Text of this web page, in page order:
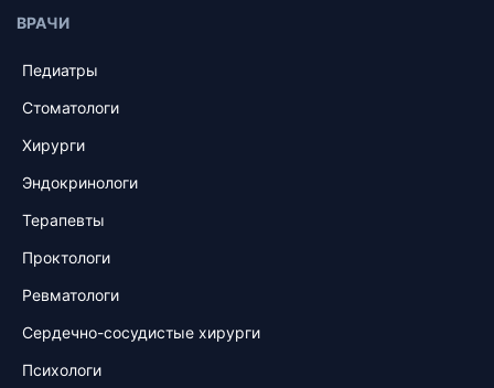
ВРАЧИ
Педиатры
Стоматологи
Хирурги
Эндокринологи
Терапевты
Проктологи
Ревматологи
Сердечно-сосудистые хирурги
Психологи